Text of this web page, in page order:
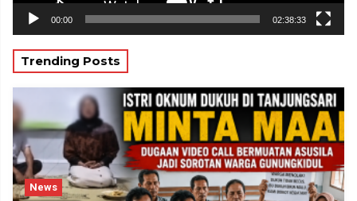
00:00 02:38:33
Trending Posts
News